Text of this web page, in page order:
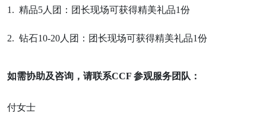
1. 精品5人团：团长现场可获得精美礼品1份
2. 钻石10-20人团：团长现场可获得精美礼品1份
如需协助及咨询，请联系CCF 参观服务团队：
付女士